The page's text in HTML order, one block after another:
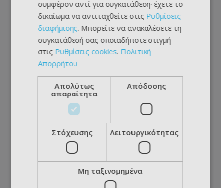
συμφέρον αντί για συγκατάθεση· έχετε το
δικαίωμα να αντιταχθείτε στις Ρυθμίσεις
διαφήμισης. Μπορείτε να ανακαλέσετε τη
συγκατάθεσή σας οποιαδήποτε στιγμή
στις Ρυθμίσεις cookies. Πολιτική
Απορρήτου
Απολύτως
απαραίτητα
Απόδοσης
Στόχευσης Λειτουργικότητας
Μη ταξινομημένα